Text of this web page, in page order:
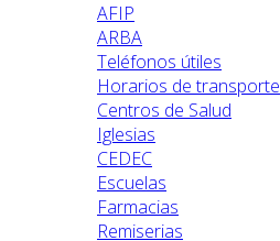
AFIP
ARBA
Teléfonos útiles
Horarios de transporte
Centros de Salud
Iglesias
CEDEC
Escuelas
Farmacias
Remiserias